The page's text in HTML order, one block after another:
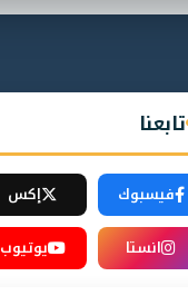
تابعنا
فيسبوك إكس
انستا
يوتيوب